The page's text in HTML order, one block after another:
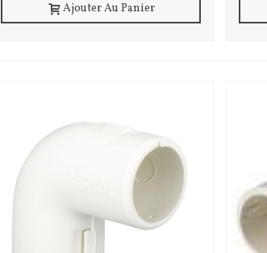
Ajouter Au Panier